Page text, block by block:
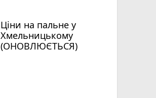
Ціни на пальне у
Хмельницькому
(ОНОВЛЮЄТЬСЯ)